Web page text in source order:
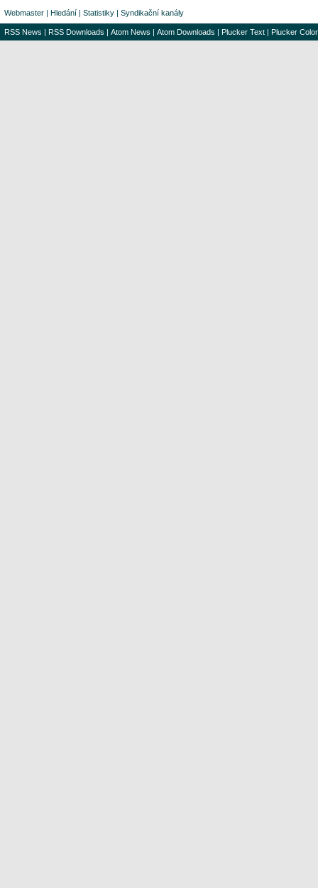
Webmaster | Hledání | Statistiky | Syndikační kanály
RSS News | RSS Downloads | Atom News | Atom Downloads | Plucker Text | Plucker Color